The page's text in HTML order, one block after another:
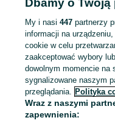
Zaloguj się lub załóż
sprzedającym
Zaloguj się / Załóż konto
Dbamy o
My i nasi447 partnerzy
informacji na
cookie w celu
zaakceptować wybory
dowolnym momencie na
sygnalizowane naszym
przeglądania. Polityka
Wraz z naszymi
zapewnienia: